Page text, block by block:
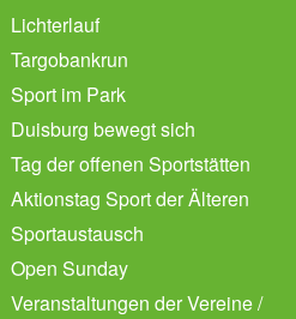
Lichterlauf
Targobankrun
Sport im Park
Duisburg bewegt sich
Tag der offenen Sportstätten
Aktionstag Sport der Älteren
Sportaustausch
Open Sunday
Veranstaltungen der Vereine /